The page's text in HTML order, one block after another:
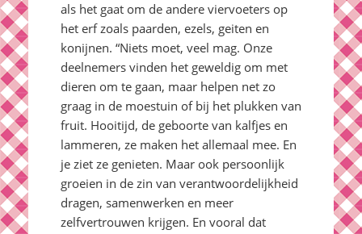
als het gaat om de andere viervoeters op
het erf zoals paarden, ezels, geiten en
konijnen. “Niets moet, veel mag. Onze
deelnemers vinden het geweldig om met
dieren om te gaan, maar helpen net zo
graag in de moestuin of bij het plukken van
fruit. Hooitijd, de geboorte van kalfjes en
lammeren, ze maken het allemaal mee. En
je ziet ze genieten. Maar ook persoonlijk
groeien in de zin van verantwoordelijkheid
dragen, samenwerken en meer
zelfvertrouwen krijgen. En vooral dat